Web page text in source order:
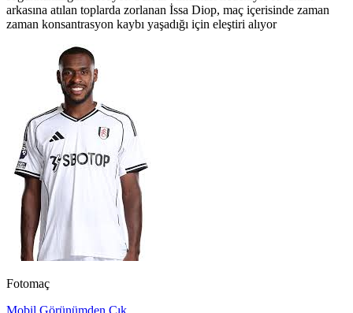
arkasına atılan toplarda zorlanan İssa Diop, maç içerisinde zaman
zaman konsantrasyon kaybı yaşadığı için eleştiri alıyor
Fotomaç
Mobil Görünümden Çık